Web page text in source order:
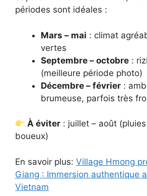
périodes sont idéales :
Mars – mai : climat
vertes
Septembre – octobre :
(meilleure période photo)
Décembre – février :
brumeuse, parfois très
À éviter : juillet – août
boueux)
En savoir plus: Village Hmong
Giang : Immersion authentique
Vietnam